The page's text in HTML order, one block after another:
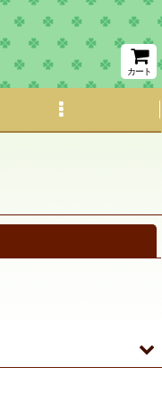
カート